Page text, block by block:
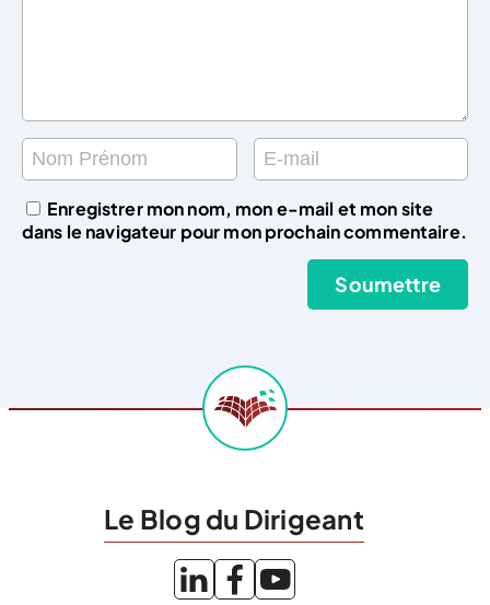
Enregistrer mon nom, mon e-mail et mon site
dans le navigateur pour mon prochain commentaire.
Le Blog du Dirigeant